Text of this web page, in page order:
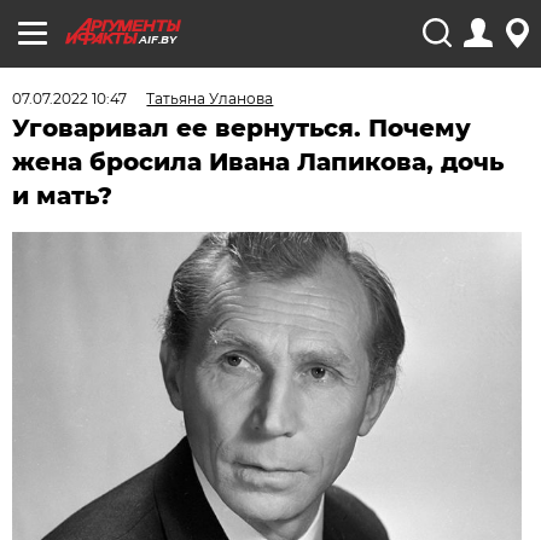
AIF.BY
07.07.2022 10:47 Татьяна Уланова
Уговаривал ее вернуться. Почему
жена бросила Ивана Лапикова, дочь
и мать?